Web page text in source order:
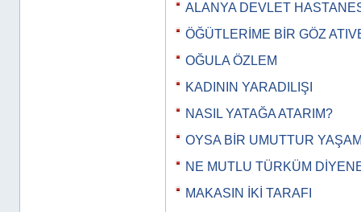
ALANYA DEVLET
ÖĞÜTLERİME BİR GÖZ
OĞULA ÖZLEM
KADININ YARADILIŞI
NASIL YATAĞA ATARIM?
OYSA BİR UMUTTUR
NE MUTLU TÜRKÜM
MAKASIN İKİ TARAFI